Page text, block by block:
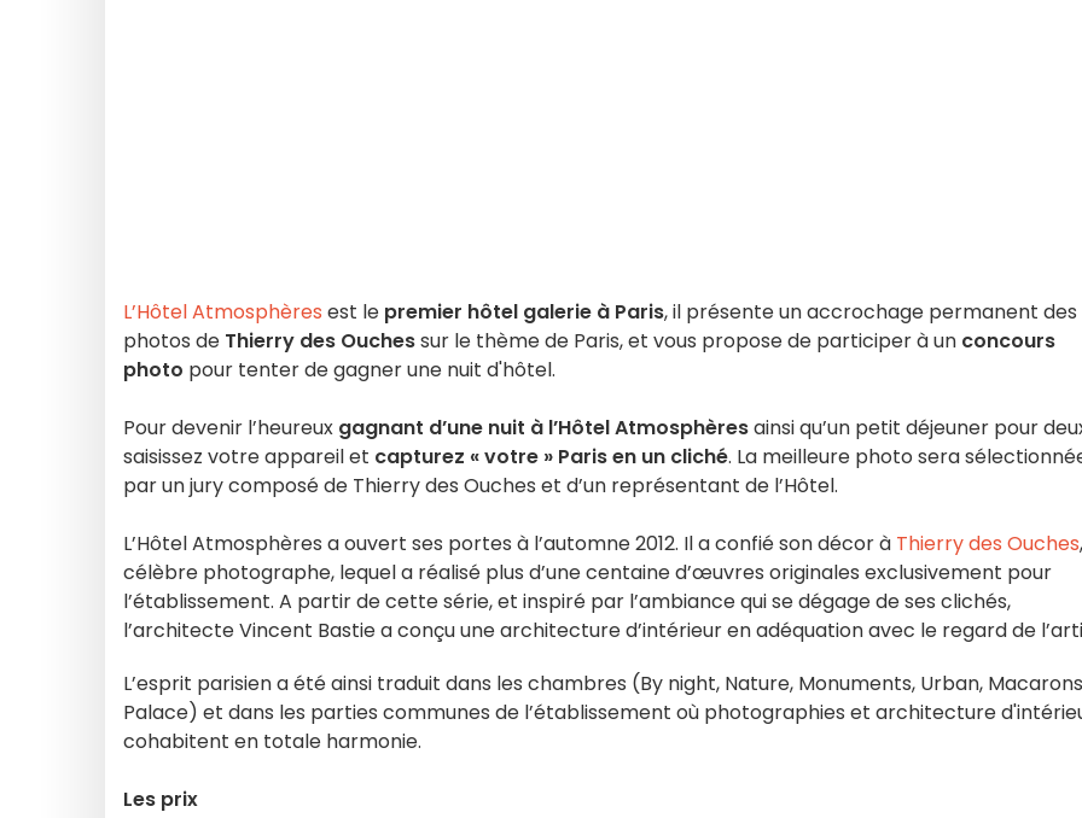
L’Hôtel Atmosphères est le premier hôtel galerie à Paris, il présente un accrochage permanent des
photos de Thierry des Ouchessur le thème de Paris, et vous propose de participer à un concours
photo pour tenter de gagner une nuit d'hôtel.
Pour devenir l’heureux gagnant d’une nuit à l’Hôtel Atmosphèresainsi qu’un petit déjeuner pour
saisissez votre appareil et capturez « votre » Paris en un cliché. La meilleure photo sera
par un jury composé de Thierry des Ouches et d’un représentant de l’Hôtel.
L’Hôtel Atmosphères a ouvert ses portes à l’automne 2012. Il a confié son décor à Thierry des Ouches,
célèbre photographe, lequel a réalisé plus d’une centaine d’œuvres originales exclusivement pour
l’établissement. A partir de cette série, et inspiré par l’ambiance qui se dégage de ses clichés,
l’architecte Vincent Bastie a conçu une architecture d’intérieur en adéquation avec le regard de
L’esprit parisien a été ainsi traduit dans les chambres (By night, Nature, Monuments, Urban,
Palace) et dans les parties communes de l’établissement où photographies et architecture
cohabitent en totale harmonie.
Les prix